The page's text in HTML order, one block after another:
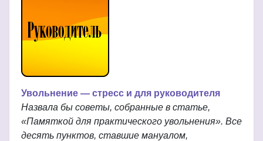
Увольнение — стресс и для руководителя
Назвала бы советы, собранные в статье,
«Памяткой для практического увольнения». Все
десять пунктов, ставшие мануалом,